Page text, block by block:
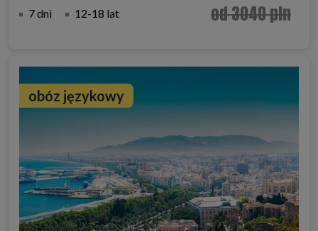
7 dni 12-18 lat od 3040 pln
obóz językowy